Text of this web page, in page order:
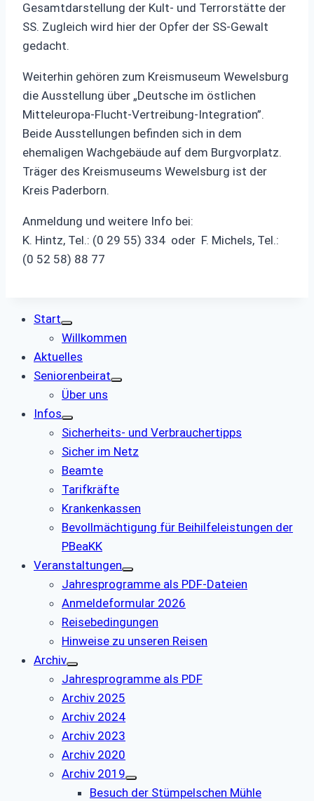
Gesamtdarstellung der Kult- und Terrorstätte der
SS. Zugleich wird hier der Opfer der SS-Gewalt
gedacht.
Weiterhin gehören zum Kreismuseum Wewelsburg
die Ausstellung über „Deutsche im östlichen
Mitteleuropa-Flucht-Vertreibung-Integration”.
Beide Ausstellungen befinden sich in dem
ehemaligen Wachgebäude auf dem Burgvorplatz.
Träger des Kreismuseums Wewelsburg ist der
Kreis Paderborn.
Anmeldung und weitere Info bei:
K. Hintz, Tel.: (0 29 55) 334 oder F. Michels, Tel.:
(0 52 58) 88 77
Start
Willkommen
Aktuelles
Seniorenbeirat
Über uns
Infos
Sicherheits- und Verbrauchertipps
Sicher im Netz
Beamte
Tarifkräfte
Krankenkassen
Bevollmächtigung für Beihilfeleistungen der
PBeaKK
Veranstaltungen
Jahresprogramme als PDF-Dateien
Anmeldeformular 2026
Reisebedingungen
Hinweise zu unseren Reisen
Archiv
Jahresprogramme als PDF
Archiv 2025
Archiv 2024
Archiv 2023
Archiv 2020
Archiv 2019
Besuch der Stümpelschen Mühle